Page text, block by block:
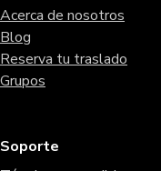
Acerca de nosotros
Blog
Reserva tu traslado
Grupos
Soporte